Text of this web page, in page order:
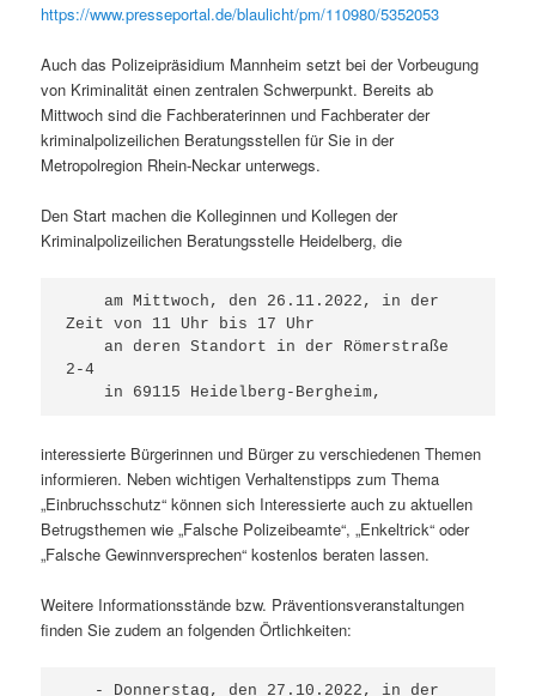
https://www.presseportal.de/blaulicht/pm/110980/5352053
Auch das Polizeipräsidium Mannheim setzt bei der Vorbeugung
von Kriminalität einen zentralen Schwerpunkt. Bereits ab
Mittwoch sind die Fachberaterinnen und Fachberater der
kriminalpolizeilichen Beratungsstellen für Sie in der
Metropolregion Rhein-Neckar unterwegs.
Den Start machen die Kolleginnen und Kollegen der
Kriminalpolizeilichen Beratungsstelle Heidelberg, die
Zeit von 11 Uhr bis 17 Uhr
2-4
    in 69115 Heidelberg-Bergheim,
interessierte Bürgerinnen und Bürger zu verschiedenen Themen
informieren. Neben wichtigen Verhaltenstipps zum Thema
„Einbruchsschutz“ können sich Interessierte auch zu aktuellen
Betrugsthemen wie „Falsche Polizeibeamte“, „Enkeltrick“ oder
„Falsche Gewinnversprechen“ kostenlos beraten lassen.
Weitere Informationsstände bzw. Präventionsveranstaltungen
finden Sie zudem an folgenden Örtlichkeiten: